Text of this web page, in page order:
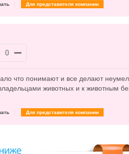
Для представителя компании
0
что понимают и все делают
животных и к животным
Для представителя компании